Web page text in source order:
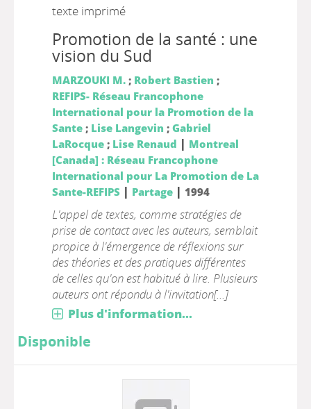
texte imprimé
Promotion de la santé : une
vision du Sud
MARZOUKI M.; Robert Bastien ;
REFIPS- Réseau Francophone
International pour la Promotion de la
Sante; Lise Langevin ; Gabriel
LaRocque; Lise Renaud | Montreal
[Canada] : Réseau Francophone
International pour La Promotion de La
Sante-REFIPS | Partage| 1994
L'appel de textes, comme stratégies de
prise de contact avec les auteurs, semblait
propice à l'émergence de réflexions sur
des théories et des pratiques différentes
de celles qu'on est habitué à lire. Plusieurs
auteurs ont répondu à l'invitation[...]
Plus d'information...
Disponible